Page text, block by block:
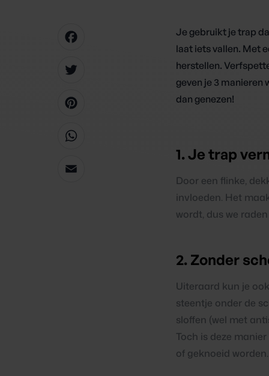
FacebookJe gebruikt je trap
laat iets vallen. Met
herstellen.
geven je 3 manieren
dan genezen!
1. Je trap
Door een flinke,
invloeden. Het
wordt, dus we
2. Zonder
Uiteraard kun je
steentje onder de
sloffen (wel met
Toch is deze
of geknoeid worden.